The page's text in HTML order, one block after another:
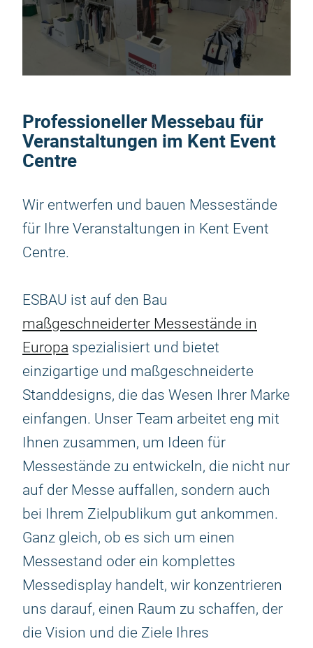
Professioneller Messebau für
Veranstaltungen im Kent Event
Centre
Wir entwerfen und bauen Messestände
für Ihre Veranstaltungen in Kent Event
Centre.
ESBAU ist auf den Bau
maßgeschneiderter Messestände in
Europa spezialisiert und bietet
einzigartige und maßgeschneiderte
Standdesigns, die das Wesen Ihrer Marke
einfangen. Unser Team arbeitet eng mit
Ihnen zusammen, um Ideen für
Messestände zu entwickeln, die nicht nur
auf der Messe auffallen, sondern auch
bei Ihrem Zielpublikum gut ankommen.
Ganz gleich, ob es sich um einen
Messestand oder ein komplettes
Messedisplay handelt, wir konzentrieren
uns darauf, einen Raum zu schaffen, der
die Vision und die Ziele Ihres